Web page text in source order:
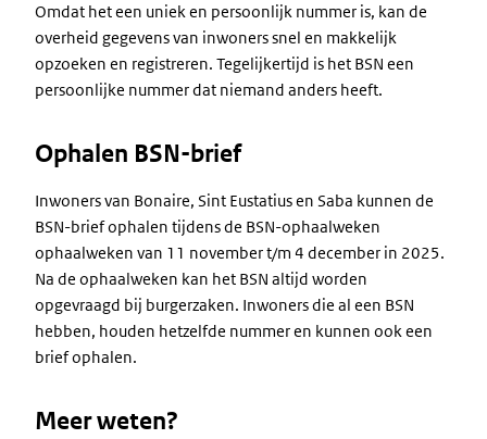
Omdat het een uniek en persoonlijk nummer is, kan de
overheid gegevens van inwoners snel en makkelijk
opzoeken en registreren. Tegelijkertijd is het BSN een
persoonlijke nummer dat niemand anders heeft.
Ophalen BSN-brief
Inwoners van Bonaire, Sint Eustatius en Saba kunnen de
BSN-brief ophalen tijdens de BSN-ophaalweken
ophaalweken van 11 november t/m 4 december in 2025.
Na de ophaalweken kan het BSN altijd worden
opgevraagd bij burgerzaken. Inwoners die al een BSN
hebben, houden hetzelfde nummer en kunnen ook een
brief ophalen.
Meer weten?